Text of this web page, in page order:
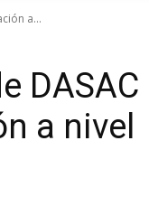
a...
DASAC
a nivel